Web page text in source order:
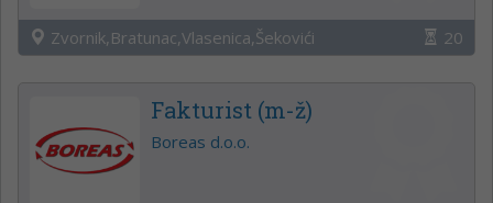
Zvornik,Bratunac,Vlasenica,Šekovići 20
Fakturist (m-ž)
Boreas d.o.o.